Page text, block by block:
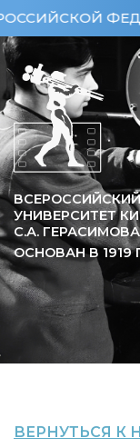
УНИВЕРСИТЕТ
С.А. ГЕРАСИМОВА
ОСНОВАН В 1919
ВЕРНУТЬСЯ К